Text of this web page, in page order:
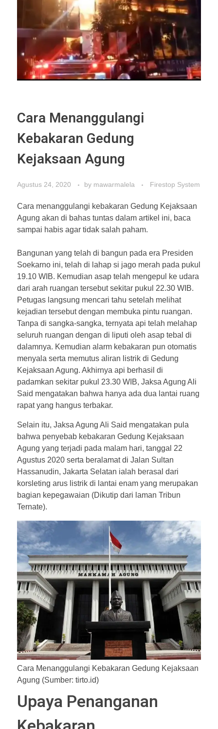
Cara Menanggulangi
Kebakaran Gedung
Kejaksaan Agung
Agustus 24, 2020 by mawarmalela Firestop System
Cara menanggulangi kebakaran Gedung Kejaksaan
Agung akan di bahas tuntas dalam artikel ini, baca
sampai habis agar tidak salah paham.
Bangunan yang telah di bangun pada era Presiden
Soekarno ini, telah di lahap si jago merah pada pukul
19.10 WIB. Kemudian asap telah mengepul ke udara
dari arah ruangan tersebut sekitar pukul 22.30 WIB.
Petugas langsung mencari tahu setelah melihat
kejadian tersebut dengan membuka pintu ruangan.
Tanpa di sangka-sangka, ternyata api telah melahap
seluruh ruangan dengan di liputi oleh asap tebal di
dalamnya. Kemudian alarm kebakaran pun otomatis
menyala serta memutus aliran listrik di Gedung
Kejaksaan Agung. Akhirnya api berhasil di
padamkan sekitar pukul 23.30 WIB, Jaksa Agung Ali
Said mengatakan bahwa hanya ada dua lantai ruang
rapat yang hangus terbakar.
Selain itu, Jaksa Agung Ali Said mengatakan pula
bahwa penyebab kebakaran Gedung Kejaksaan
Agung yang terjadi pada malam hari, tanggal 22
Agustus 2020 serta beralamat di Jalan Sultan
Hassanudin, Jakarta Selatan ialah berasal dari
korsleting arus listrik di lantai enam yang merupakan
bagian kepegawaian (Dikutip dari laman Tribun
Ternate).
Cara Menanggulangi Kebakaran Gedung Kejaksaan
Agung (Sumber: tirto.id)
Upaya Penanganan